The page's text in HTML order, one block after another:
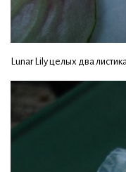
Lunar Lily целых два